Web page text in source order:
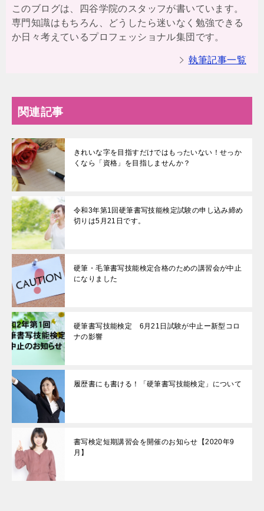
このブログは、四谷学院のスタッフが書いています。
専門知識はもちろん、どうしたら迷いなく勉強できる
か日々考えているプロフェッショナル集団です。
執筆記事一覧
関連記事
きれいな字を目指すだけではもったいない！せっか
くなら「資格」を目指しませんか？
令和3年第1回硬筆書写技能検定試験の申し込み締め
切りは5月21日です。
硬筆・毛筆書写技能検定合格のための講習会が中止
になりました
硬筆書写技能検定 6月21日試験が中止ー新型コロ
ナの影響
履歴書にも書ける！「硬筆書写技能検定」について
書写検定短期講習会を開催のお知らせ【2020年9
月】